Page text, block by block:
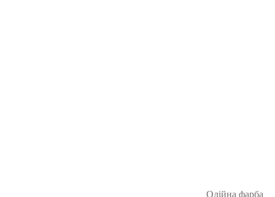
Олійна фарба